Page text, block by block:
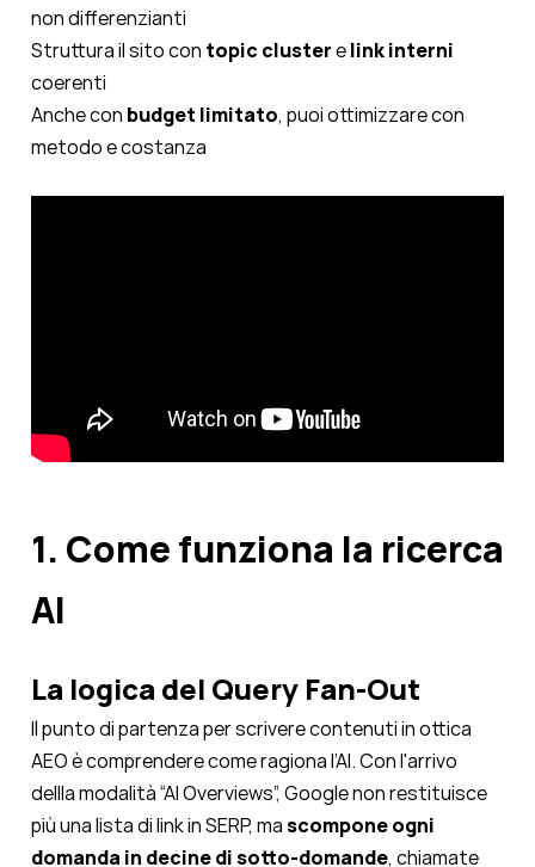
non differenzianti
Struttura il sito con topic clusterelink interni
coerenti
Anche con budget limitato, puoi ottimizzare con
metodo e costanza
1. Come funziona la ricerca
AI
La logica del Query Fan-Out
Il punto di partenza per scrivere contenuti in ottica
AEO è comprendere come ragiona l’AI. Con l'arrivo
dellla modalità “AI Overviews”, Google non restituisce
più una lista di link in SERP, mascompone ogni
domanda in decine di sotto-domande, chiamate